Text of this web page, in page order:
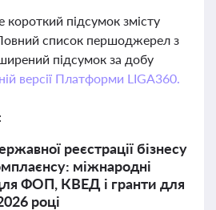
підсумок змісту
список першоджерел з
підсумок за добу
версії Платформи LIGA360.
реєстрації бізнесу
міжнародні
ФОП, КВЕД і гранти для
році